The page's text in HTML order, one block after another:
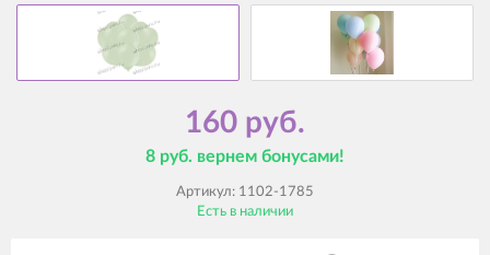
160 руб.
8 руб. вернем бонусами!
Артикул: 1102-1785
Есть в наличии